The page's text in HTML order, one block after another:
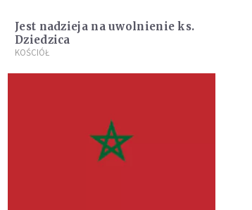
Jest nadzieja na uwolnienie ks.
Dziedzica
KOŚCIÓŁ